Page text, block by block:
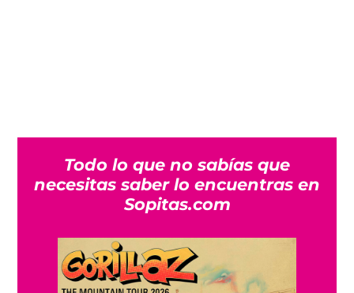
Todo lo que no sabías que
necesitas saber lo encuentras en
Sopitas.com